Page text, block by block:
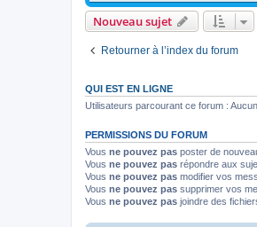
Nouveau sujet
Retourner à l’index du forum
QUI EST EN LIGNE
Utilisateurs parcourant ce forum :
PERMISSIONS DU FORUM
Vous ne pouvez pas poster de
Vous ne pouvez pas répondre aux
Vous ne pouvez pas modifier vos
Vous ne pouvez pas supprimer vos
Vous ne pouvez pas joindre des